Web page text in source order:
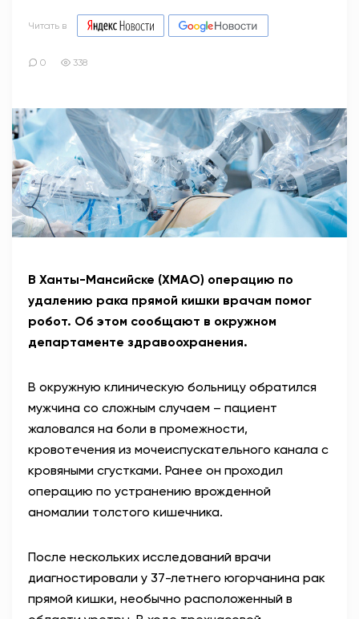
Читать в
0 338
В Ханты-Мансийске (ХМАО) операцию по
удалению рака прямой кишки врачам помог
робот. Об этом сообщают в окружном
департаменте здравоохранения.
В окружную клиническую больницу обратился
мужчина со сложным случаем – пациент
жаловался на боли в промежности,
кровотечения из мочеиспускательного канала с
кровяными сгустками. Ранее он проходил
операцию по устранению врожденной
аномалии толстого кишечника.
После нескольких исследований врачи
диагностировали у 37-летнего югорчанина рак
прямой кишки, необычно расположенный в